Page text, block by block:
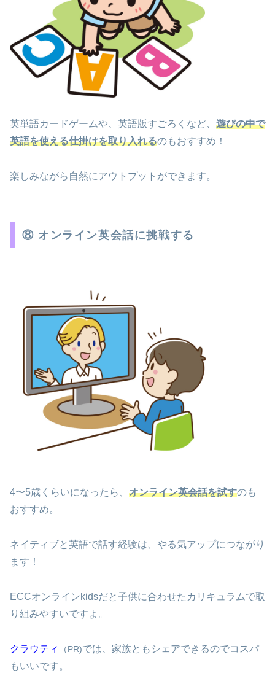
英単語カードゲームや、英語版すごろくなど、 遊びの中で
英語を使える仕掛けを取り入れるのもおすすめ！
楽しみながら自然にアウトプットができます。
⑧ オンライン英会話に挑戦する
4〜5歳くらいになったら、 オンライン英会話を試すのも
おすすめ。
ネイティブと英語で話す経験は、やる気アップにつながり
ます！
ECCオンラインkidsだと子供に合わせたカリキュラムで取
り組みやすいですよ。
クラウティ （PR)では、家族ともシェアできるのでコスパ
もいいです。